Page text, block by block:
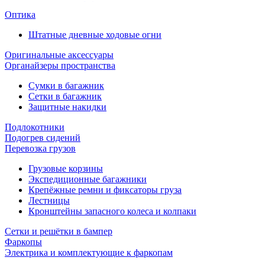
Оптика
Штатные дневные ходовые огни
Оригинальные аксессуары
Органайзеры пространства
Сумки в багажник
Сетки в багажник
Защитные накидки
Подлокотники
Подогрев сидений
Перевозка грузов
Грузовые корзины
Экспедиционные багажники
Крепёжные ремни и фиксаторы груза
Лестницы
Кронштейны запасного колеса и колпаки
Сетки и решётки в бампер
Фаркопы
Электрика и комплектующие к фаркопам